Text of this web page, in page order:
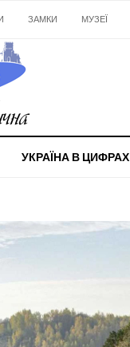
ЗАМКИ МУЗЕЇ
УКРАЇНА В ЦИФРАХ